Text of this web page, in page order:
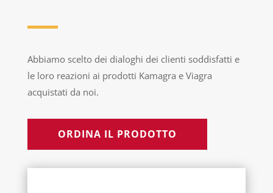
Abbiamo scelto dei dialoghi dei clienti soddisfatti e
le loro reazioni ai prodotti Kamagra e Viagra
acquistati da noi.
ORDINA IL PRODOTTO